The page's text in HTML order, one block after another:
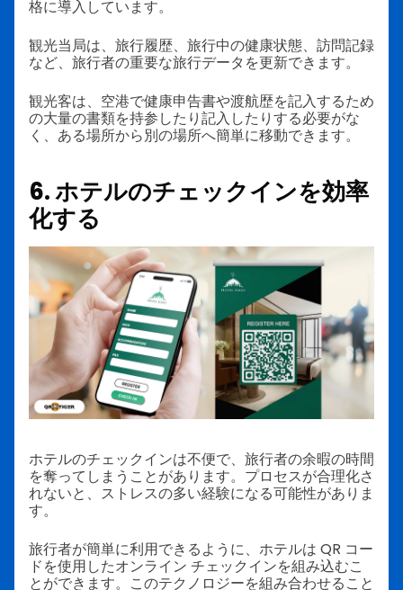
格に導入しています。
観光当局は、旅行履歴、旅行中の健康状態、訪問記録
など、旅行者の重要な旅行データを更新できます。
観光客は、空港で健康申告書や渡航歴を記入するため
の大量の書類を持参したり記入したりする必要がな
く、ある場所から別の場所へ簡単に移動できます。
6. ホテルのチェックインを効率
化する
ホテルのチェックインは不便で、旅行者の余暇の時間
を奪ってしまうことがあります。プロセスが合理化さ
れないと、ストレスの多い経験になる可能性がありま
す。
旅行者が簡単に利用できるように、ホテルは QR コー
ドを使用したオンライン チェックインを組み込むこ
とができます。このテクノロジーを組み合わせること